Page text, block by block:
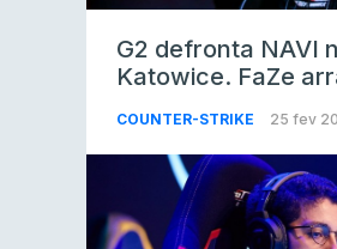
G2 defronta NAVI
Katowice. FaZe
COUNTER-STRIKE 25 fev